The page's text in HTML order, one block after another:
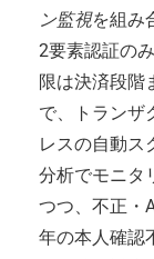
ン監視を組み
2要素認証の
限は決済段階
で、トランザ
レスの自動ス
分析でモニタ
つつ、不正・
年の本人確認